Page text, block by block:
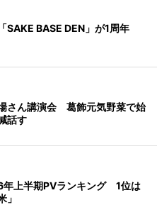
SAKE BASE DEN」が1周年
さん講演会 葛飾元気野菜で始
話す
上半期PVランキング 1位は
」